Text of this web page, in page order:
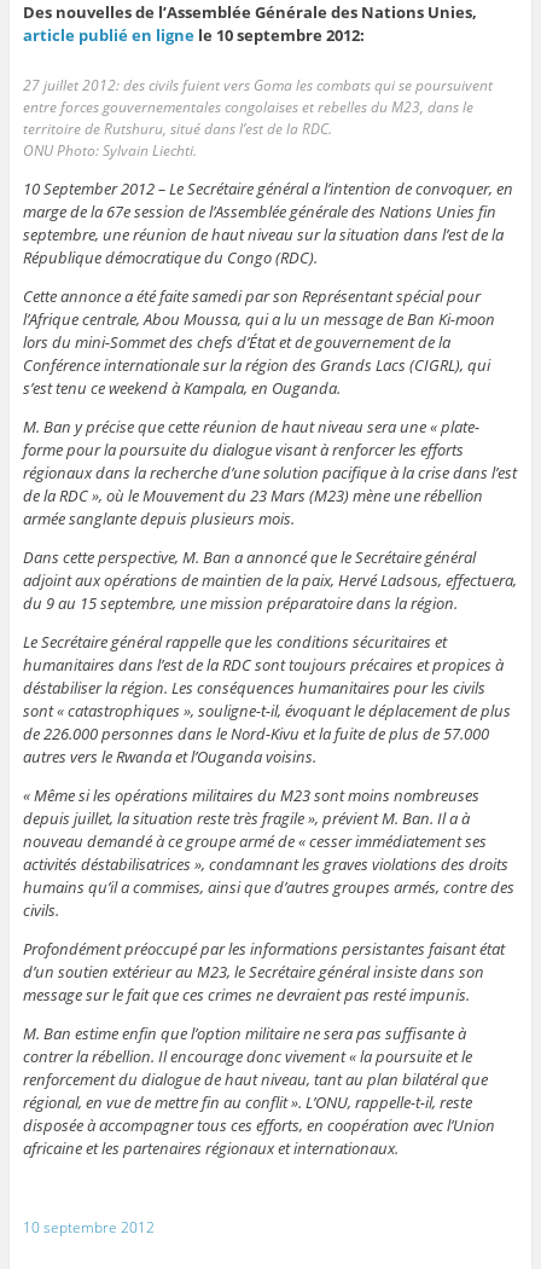
Des nouvelles de l’Assemblée Générale des Nations Unies,
article publié en lignele 10 septembre 2012:
27 juillet 2012: des civils fuient vers Goma les combats qui se poursuivent
entre forces gouvernementales congolaises et rebelles du M23, dans le
territoire de Rutshuru, situé dans l’est de la RDC.
ONU Photo: Sylvain Liechti.
10 September 2012 – Le Secrétaire général a l’intention de convoquer, en
marge de la 67e session de l’Assemblée générale des Nations Unies fin
septembre, une réunion de haut niveau sur la situation dans l’est de la
République démocratique du Congo (RDC).
Cette annonce a été faite samedi par son Représentant spécial pour
l’Afrique centrale, Abou Moussa, qui a lu un message de Ban Ki-moon
lors du mini-Sommet des chefs d’État et de gouvernement de la
Conférence internationale sur la région des Grands Lacs (CIGRL), qui
s’est tenu ce weekend à Kampala, en Ouganda.
M. Ban y précise que cette réunion de haut niveau sera une « plate-
forme pour la poursuite du dialogue visant à renforcer les efforts
régionaux dans la recherche d’une solution pacifique à la crise dans l’est
de la RDC », où le Mouvement du 23 Mars (M23) mène une rébellion
armée sanglante depuis plusieurs mois.
Dans cette perspective, M. Ban a annoncé que le Secrétaire général
adjoint aux opérations de maintien de la paix, Hervé Ladsous, effectuera,
du 9 au 15 septembre, une mission préparatoire dans la région.
Le Secrétaire général rappelle que les conditions sécuritaires et
humanitaires dans l’est de la RDC sont toujours précaires et propices à
déstabiliser la région. Les conséquences humanitaires pour les civils
sont « catastrophiques », souligne-t-il, évoquant le déplacement de plus
de 226.000 personnes dans le Nord-Kivu et la fuite de plus de 57.000
autres vers le Rwanda et l’Ouganda voisins.
« Même si les opérations militaires du M23 sont moins nombreuses
depuis juillet, la situation reste très fragile », prévient M. Ban. Il a à
nouveau demandé à ce groupe armé de « cesser immédiatement ses
activités déstabilisatrices », condamnant les graves violations des droits
humains qu’il a commises, ainsi que d’autres groupes armés, contre des
civils.
Profondément préoccupé par les informations persistantes faisant état
d’un soutien extérieur au M23, le Secrétaire général insiste dans son
message sur le fait que ces crimes ne devraient pas resté impunis.
M. Ban estime enfin que l’option militaire ne sera pas suffisante à
contrer la rébellion. Il encourage donc vivement « la poursuite et le
renforcement du dialogue de haut niveau, tant au plan bilatéral que
régional, en vue de mettre fin au conflit ». L’ONU, rappelle-t-il, reste
disposée à accompagner tous ces efforts, en coopération avec l’Union
africaine et les partenaires régionaux et internationaux.
10 septembre 2012